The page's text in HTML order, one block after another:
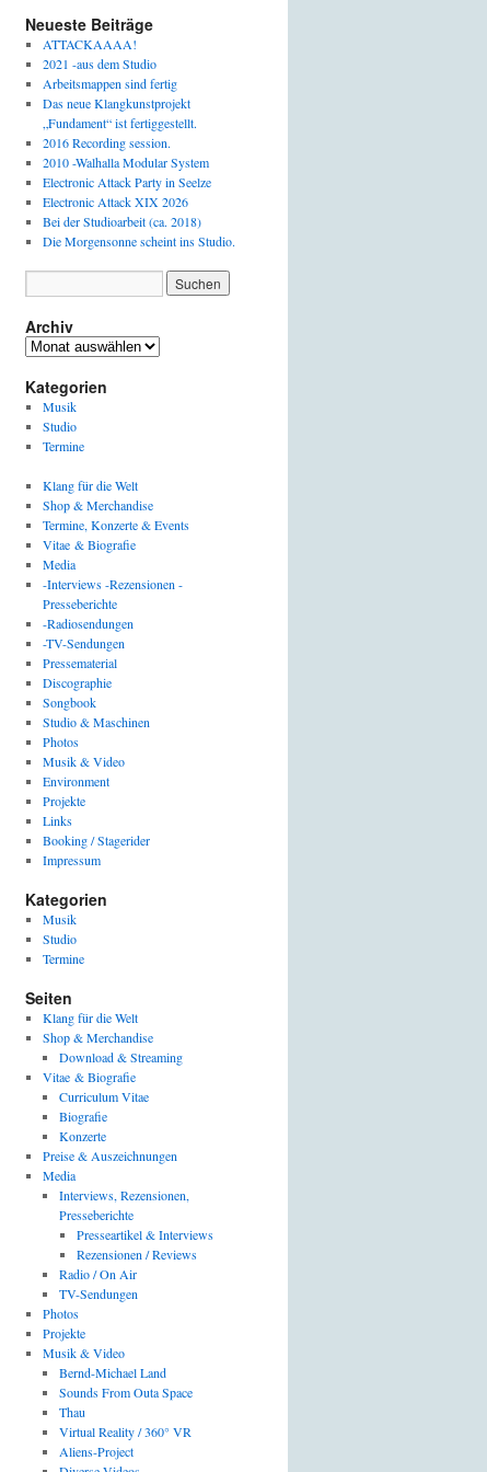
Neueste Beiträge
ATTACKAAAA!
2021 -aus dem Studio
Arbeitsmappen sind fertig
Das neue Klangkunstprojekt
„Fundament“ ist fertiggestellt.
2016 Recording session.
2010 -Walhalla Modular System
Electronic Attack Party in Seelze
Electronic Attack XIX 2026
Bei der Studioarbeit (ca. 2018)
Die Morgensonne scheint ins Studio.
Archiv
Archiv
Kategorien
Musik
Studio
Termine
Klang für die Welt
Shop & Merchandise
Termine, Konzerte & Events
Vitae & Biografie
Media
-Interviews -Rezensionen -
Presseberichte
-Radiosendungen
-TV-Sendungen
Pressematerial
Discographie
Songbook
Studio & Maschinen
Photos
Musik & Video
Environment
Projekte
Links
Booking / Stagerider
Impressum
Kategorien
Musik
Studio
Termine
Seiten
Klang für die Welt
Shop & Merchandise
Download & Streaming
Vitae & Biografie
Curriculum Vitae
Biografie
Konzerte
Preise & Auszeichnungen
Media
Interviews, Rezensionen,
Presseberichte
Presseartikel & Interviews
Rezensionen / Reviews
Radio / On Air
TV-Sendungen
Photos
Projekte
Musik & Video
Bernd-Michael Land
Sounds From Outa Space
Thau
Virtual Reality / 360° VR
Aliens-Project